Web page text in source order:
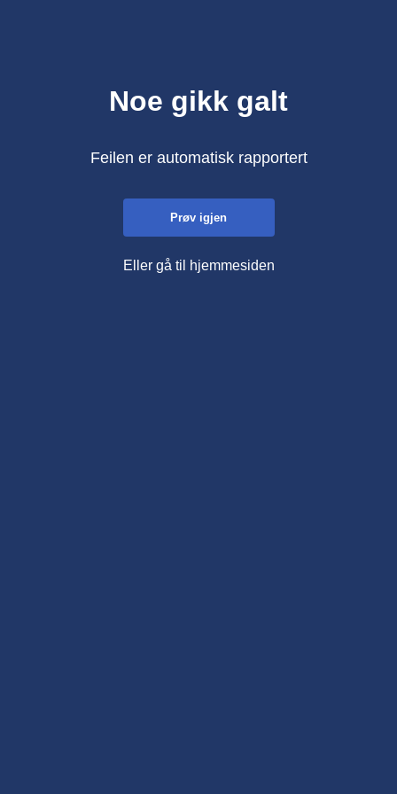
Noe gikk galt
Feilen er automatisk rapportert
Prøv igjen
Eller gå til hjemmesiden